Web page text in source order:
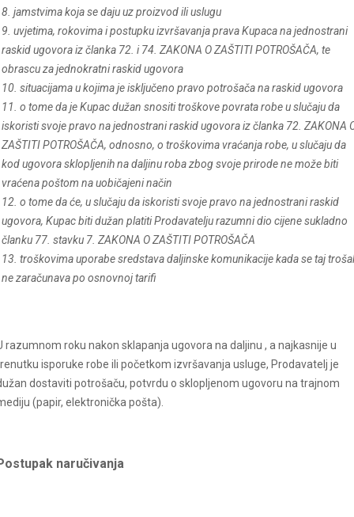
8. jamstvima koja se daju uz proizvod ili uslugu
9. uvjetima, rokovima i postupku izvršavanja prava Kupaca na jednostrani
raskid ugovora iz članka 72. i 74. ZAKONA O ZAŠTITI POTROŠAČA, te
obrascu za jednokratni raskid ugovora
10. situacijama u kojima je isključeno pravo potrošača na raskid ugovora
11. o tome da je Kupac dužan snositi troškove povrata robe u slučaju da
iskoristi svoje pravo na jednostrani raskid ugovora iz članka 72. ZAKONA
ZAŠTITI POTROŠAČA, odnosno, o troškovima vraćanja robe, u slučaju da
kod ugovora sklopljenih na daljinu roba zbog svoje prirode ne može biti
vraćena poštom na uobičajeni način
12. o tome da će, u slučaju da iskoristi svoje pravo na jednostrani raskid
ugovora, Kupac biti dužan platiti Prodavatelju razumni dio cijene sukladno
članku 77. stavku 7. ZAKONA O ZAŠTITI POTROŠAČA
13. troškovima uporabe sredstava daljinske komunikacije kada se taj
ne zaračunava po osnovnoj tarifi
razumnom roku nakon sklapanja ugovora na daljinu , a najkasnije u
isporuke robe ili početkom izvršavanja usluge, Prodavatelj je
dostaviti potrošaču, potvrdu o sklopljenom ugovoru na trajnom
(papir, elektronička pošta).
naručivanja